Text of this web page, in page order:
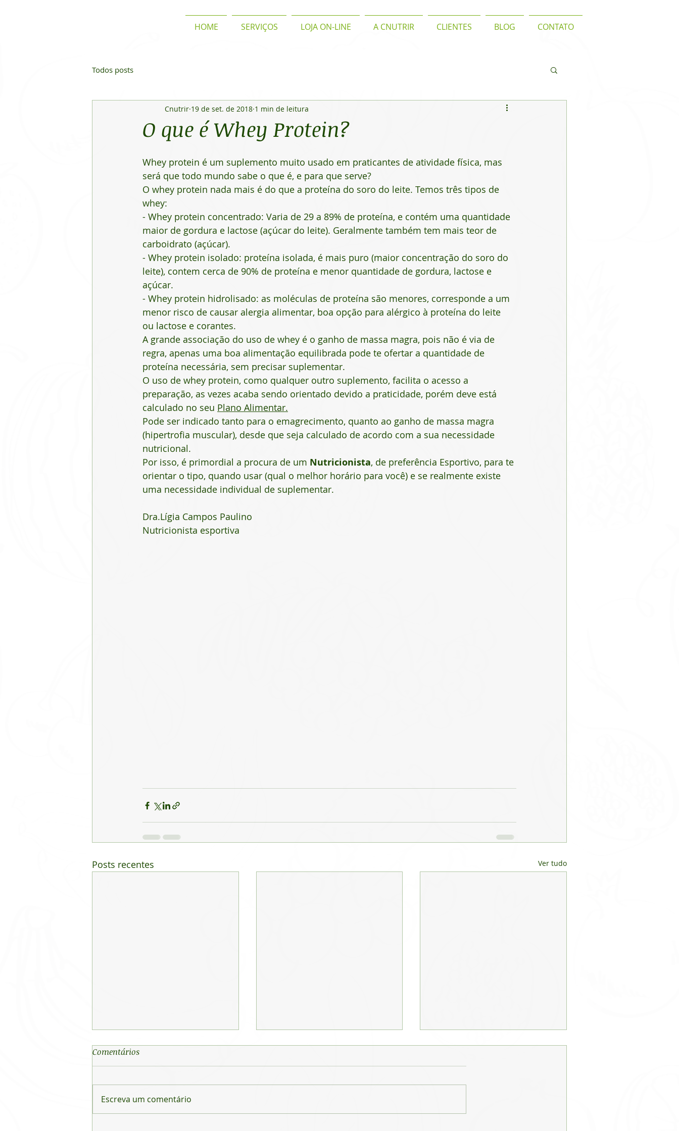
HOME SERVIÇOS LOJA ON-LINE A CNUTRIR CLIENTES BLOG CONTATO
Todos posts
O que é Whey Protein?
Cnutrir 19 de set. de 2018 1 min de leitura
Whey protein é um suplemento muito usado em praticantes de atividade física, mas
será que todo mundo sabe o que é, e para que serve?
O whey protein nada mais é do que a proteína do soro do leite. Temos três tipos de
whey:
- Whey protein concentrado: Varia de 29 a 89% de proteína, e contém uma quantidade
maior de gordura e lactose (açúcar do leite). Geralmente também tem mais teor de
carboidrato (açúcar).
- Whey protein isolado: proteína isolada, é mais puro (maior concentração do soro do
leite), contem cerca de 90% de proteína e menor quantidade de gordura, lactose e
açúcar.
- Whey protein hidrolisado: as moléculas de proteína são menores, corresponde a um
menor risco de causar alergia alimentar, boa opção para alérgico à proteína do leite
ou lactose e corantes.
A grande associação do uso de whey é o ganho de massa magra, pois não é via de
regra, apenas uma boa alimentação equilibrada pode te ofertar a quantidade de
proteína necessária, sem precisar suplementar.
O uso de whey protein, como qualquer outro suplemento, facilita o acesso a
preparação, as vezes acaba sendo orientado devido a praticidade, porém deve está
calculado no seu Plano Alimentar.
Pode ser indicado tanto para o emagrecimento, quanto ao ganho de massa magra
(hipertrofia muscular), desde que seja calculado de acordo com a sua necessidade
nutricional.
Por isso, é primordial a procura de um Nutricionista, de preferência Esportivo, para te
orientar o tipo, quando usar (qual o melhor horário para você) e se realmente existe
uma necessidade individual de suplementar.
Dra.Lígia Campos Paulino
Nutricionista esportiva
Posts recentes Ver tudo
Botulismo
Comentários
Escreva um comentário